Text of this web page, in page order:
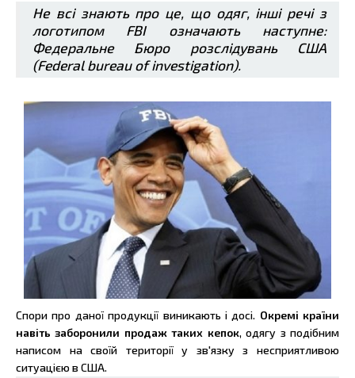
Не всі знають про це, що одяг, інші речі з
логотипом FBI означають наступне:
Федеральне Бюро розслідувань США
(Federal bureau of investigation).
Спори про даної продукції виникають і досі. Окремі країни
навіть заборонили продаж таких кепок, одягу з подібним
написом на своїй території у зв'язку з несприятливою
ситуацією в США.